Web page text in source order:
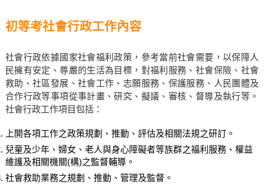
初等考社會行政工作內容
社會行政依據國家社會福利政策，參考當前社會需要，以保障人
民擁有安定、尊嚴的生活為目標，對福利服務、社會保險、社會
救助、社區發展、社會工作、志願服務、保護服務、人民團體及
合作行政等事項從事計畫、研究、擬議、審核、督導及執行等。
社會行政工作項目包括：
上開各項工作之政策規劃、推動、評估及相關法規之研訂。
兒童及少年、婦女、老人與身心障礙者等族群之福利服務、權益
維護及相關機關(構)之監督輔導。
社會救助業務之規劃、推動、管理及監督。